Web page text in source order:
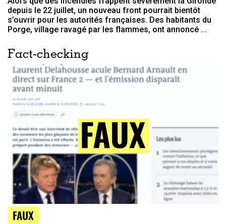
depuis le 22 juillet, un nouveau front pourrait bientôt
s’ouvrir pour les autorités françaises. Des habitants du
Porge, village ravagé par les flammes, ont annoncé ...
Fact-checking
FAUX